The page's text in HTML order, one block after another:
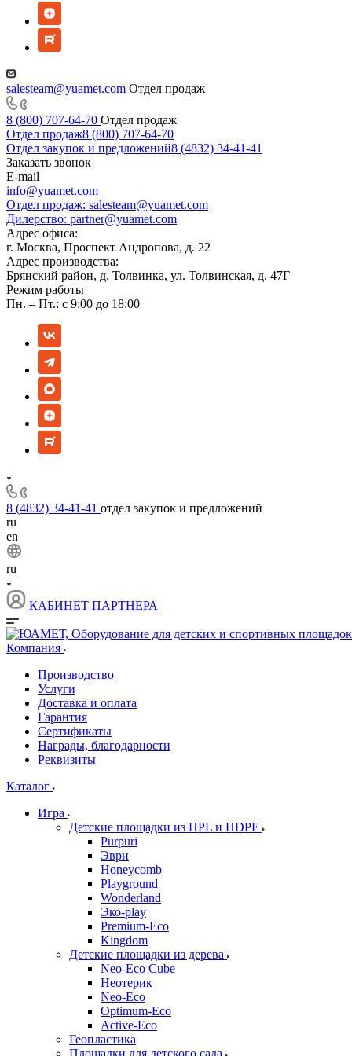
salesteam@yuamet.com Отдел продаж
8 (800) 707-64-70 Отдел продаж
Отдел продаж8 (800) 707-64-70
Отдел закупок и предложений8 (4832) 34-41-41
Заказать звонок
E-mail
info@yuamet.com
Отдел продаж: salesteam@yuamet.com
Дилерство: partner@yuamet.com
Адрес офиса:
г. Москва, Проспект Андропова, д. 22
Адрес производства:
Брянский район, д. Толвинка, ул. Толвинская, д. 47Г
Режим работы
Пн. – Пт.: с 9:00 до 18:00
8 (4832) 34-41-41 отдел закупок и предложений
ru
en
ru
КАБИНЕТ ПАРТНЕРА
Компания
Производство
Услуги
Доставка и оплата
Гарантия
Сертификаты
Награды, благодарности
Реквизиты
Каталог
Игра
Детские площадки из HPL и HDPE
Purpuri
Эври
Honeycomb
Playground
Wonderland
Эко-play
Premium-Eco
Kingdom
Детские площадки из дерева
Neo-Eco Cube
Неотерик
Neo-Eco
Оptimum-Еco
Active-Eco
Геопластика
Площадки для детского сада